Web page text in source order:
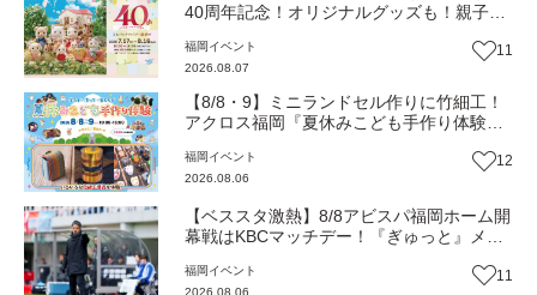
40周年記念！オリジナルグッズも！親子揃
こう（JR九州ホール）【イベント】
福岡 イベント
2026.08.07
11
【8/8・9】ミニランドセル作りに竹細工！
アクロス福岡『夏休みこども手作り体験』
中央区）【イベント】
福岡 イベント
2026.08.06
12
【ベススタ激熱】8/8アビスパ福岡ホーム開
幕戦はKBCマッチデー！『ぎゅっと』メン
福岡 イベント
2026.08.06
11